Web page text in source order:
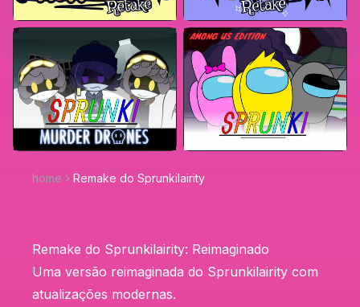
home Remake do Sprunkilairity
Remake do Sprunkilairity: Reimaginado
Uma versão reimaginada do Sprunkilairity com
atualizações modernas.